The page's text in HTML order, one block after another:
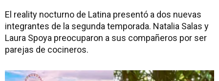
El reality nocturno de Latina presentó a dos nuevas
integrantes de la segunda temporada. Natalia Salas y
Laura Spoya preocuparon a sus compañeros por ser
parejas de cocineros.